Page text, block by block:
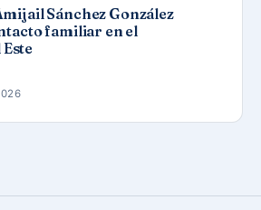
Sánchez González
familiar en el